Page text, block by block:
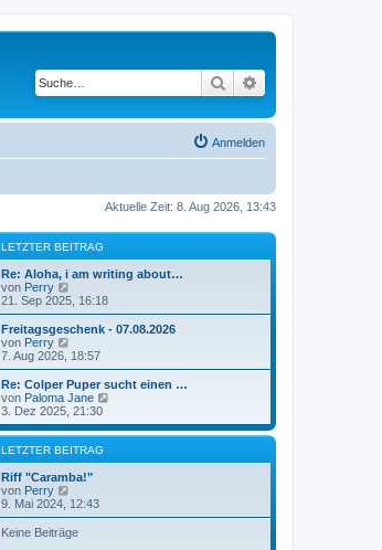
Suche
Anmelden
Aktuelle Zeit: 8. Aug 2026, 13:43
LETZTER BEITRAG
Re: Aloha, i am writing about…
von Perry
e
u
e
t
r
B
e
t
r
a
g
21. Sep 2025, 16:18
Freitagsgeschenk - 07.08.2026
von Perry
e
u
e
s
t
r
B
e
i
r
7. Aug 2026, 18:57
Re: Colper Puper sucht einen …
von Paloma Jane
u
e
t
e
3. Dez 2025, 21:30
LETZTER BEITRAG
Riff "Caramba!"
von Perry
e
u
e
s
9. Mai 2024, 12:43
Keine Beiträge